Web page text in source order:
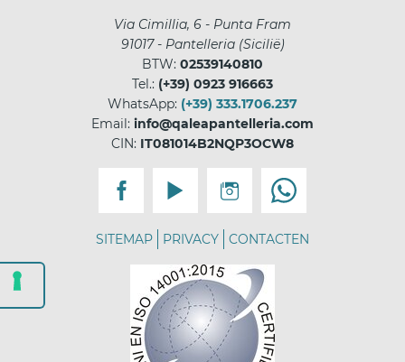
Via Cimillia, 6 - Punta Fram
91017- Pantelleria(Sicilië)
BTW: 02539140810
Tel.: (+39) 0923 916663
WhatsApp: (+39) 333.1706.237
Email: info@qaleapantelleria.com
CIN: IT081014B2NQP3OCW8
SITEMAP PRIVACY CONTACTEN